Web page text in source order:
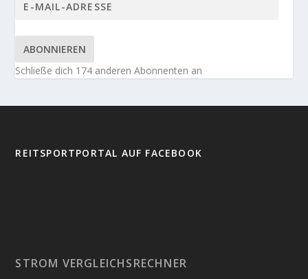
ABONNIEREN
Schließe dich 174 anderen Abonnenten an
REITSPORTPORTAL AUF FACEBOOK
STROM VERGLEICHSRECHNER